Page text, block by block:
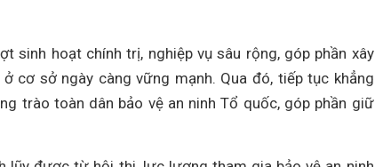
sinh hoạt chính trị, nghiệp vụ sâu rộng, góp phần xây
cơ sở ngày càng vững mạnh. Qua đó, tiếp tục khẳng
trào toàn dân bảo vệ an ninh Tổ quốc, góp phần giữ